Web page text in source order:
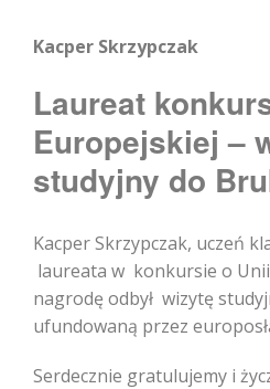
Kacper Skrzypczak
Laureat
Europejskiej –
studyjny do
Kacper Skrzypczak, uczeń
laureata w konkursie o
nagrodę odbył wizytę
ufundowaną przez
Serdecznie gratulujemy i